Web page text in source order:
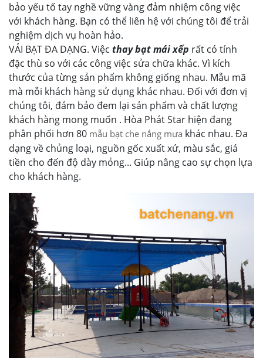
bảo yếu tố tay nghề vững vàng đảm nhiệm công việc
với khách hàng. Bạn có thể liên hệ với chúng tôi để trải
nghiệm dịch vụ hoàn hảo.
VẢI BẠT ĐA DẠNG. Việc thay bạt mái xếp rất có tính
đặc thù so với các công việc sửa chữa khác. Vì kích
thước của từng sản phẩm không giống nhau. Mẫu mã
mà mỗi khách hàng sử dụng khác nhau. Đối với đơn vị
chúng tôi, đảm bảo đem lại sản phẩm và chất lượng
khách hàng mong muốn . Hòa Phát Star hiện đang
phân phối hơn 80 mẫu bạt che nắng mưa khác nhau. Đa
dạng về chủng loại, nguồn gốc xuất xứ, màu sắc, giá
tiền cho đến độ dày mỏng... Giúp nâng cao sự chọn lựa
cho khách hàng.